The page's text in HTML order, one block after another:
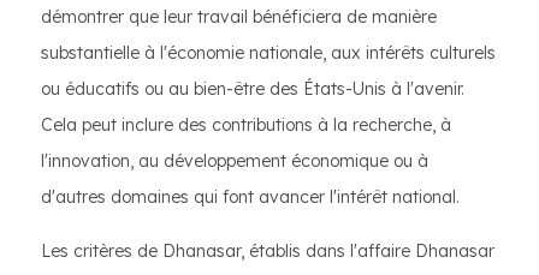
démontrer que leur travail bénéficiera de manière
substantielle à l'économie nationale, aux intérêts culturels
ou éducatifs ou au bien-être des États-Unis à l'avenir.
Cela peut inclure des contributions à la recherche, à
l'innovation, au développement économique ou à
d'autres domaines qui font avancer l'intérêt national.
Les critères de Dhanasar, établis dans l'affaire Dhanasar